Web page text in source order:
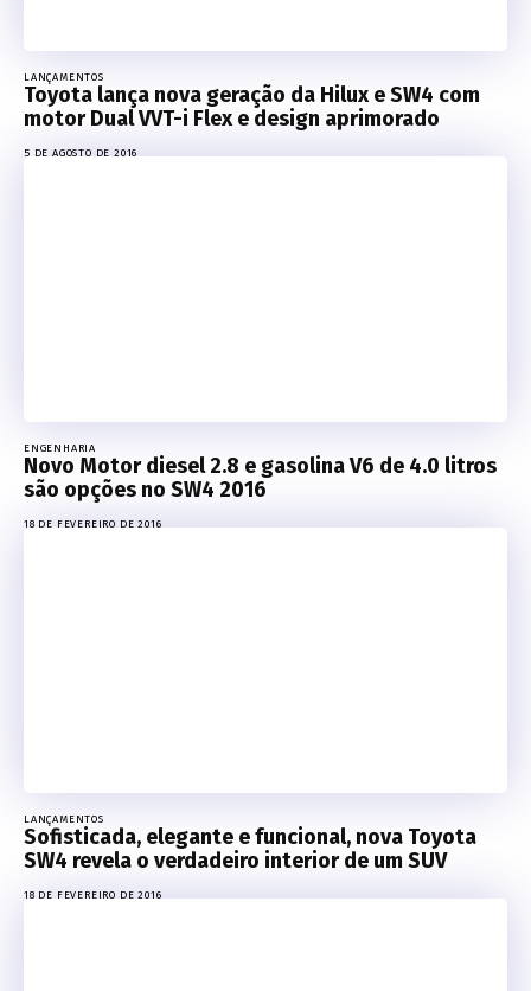
LANÇAMENTOS
Toyota lança nova geração da Hilux e SW4 com
motor Dual VVT-i Flex e design aprimorado
5 DE AGOSTO DE 2016
ENGENHARIA
Novo Motor diesel 2.8 e gasolina V6 de 4.0 litros
são opções no SW4 2016
18 DE FEVEREIRO DE 2016
LANÇAMENTOS
Sofisticada, elegante e funcional, nova Toyota
SW4 revela o verdadeiro interior de um SUV
18 DE FEVEREIRO DE 2016